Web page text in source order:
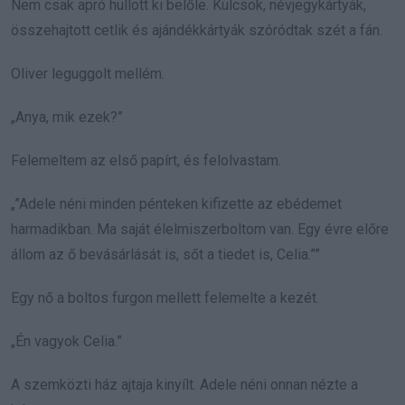
Nem csak apró hullott ki belőle. Kulcsok, névjegykártyák,
összehajtott cetlik és ajándékkártyák szóródtak szét a fán.
Oliver leguggolt mellém.
„Anya, mik ezek?”
Felemeltem az első papírt, és felolvastam.
„”Adele néni minden pénteken kifizette az ebédemet
harmadikban. Ma saját élelmiszerboltom van. Egy évre előre
állom az ő bevásárlását is, sőt a tiedet is, Celia.””
Egy nő a boltos furgon mellett felemelte a kezét.
„Én vagyok Celia.”
A szemközti ház ajtaja kinyílt. Adele néni onnan nézte a